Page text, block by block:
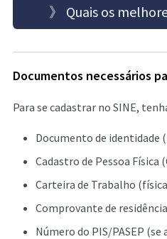
》 Quais os
Documentos necessários
Para se cadastrar no SINE,
Documento de identidade
Cadastro de Pessoa Física
Carteira de Trabalho
Comprovante de
Número do PIS/PASEP (se